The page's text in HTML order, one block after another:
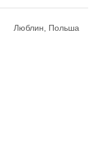
Люблин, Польша